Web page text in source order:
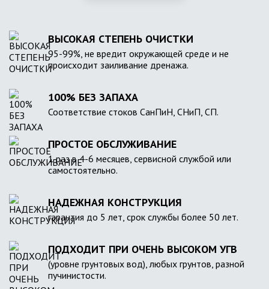
ВЫСОКАЯ СТЕПЕНЬ ОЧИСТКИ
95-99%, не вредит окружающей среде и не
происходит заиливание дренажа.
100% БЕЗ ЗАПАХА
Соответствие стоков СанПиН, СНиП, СП.
ПРОСТОЕ ОБСЛУЖИВАНИЕ
1 раз в 4-6 месяцев, сервисной службой или
самостоятельно.
НАДЕЖНАЯ КОНСТРУКЦИЯ
гарантия до 5 лет, срок службы более 50 лет.
ПОДХОДИТ ПРИ ОЧЕНЬ ВЫСОКОМ УГВ
(уровне грунтовых вод), любых грунтов, разной
пучинистости.